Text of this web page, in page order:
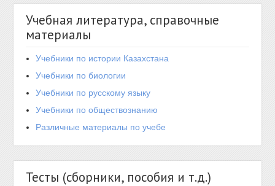
Учебная литература, справочные
материалы
Учебники по истории Казахстана
Учебники по биологии
Учебники по русскому языку
Учебники по обществознанию
Различные материалы по учебе
Тесты (сборники, пособия и т.д.)